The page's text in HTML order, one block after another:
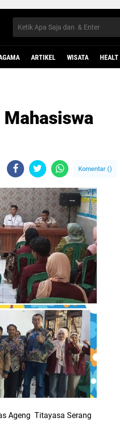
ARTIKEL WISATA HEALT
Komentar ()
Ageng Titayasa Serang